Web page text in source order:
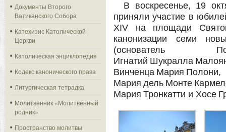
Документы Второго
Ватиканского Собора
Катехизис Католической
Церкви
Католическая энциклопедия
Кодекс канонического права
Литургическая тетрадка
Молитвенник «Молитвенный
родник»
Пространство молитвы
В воскресенье, 19
приняли участие в
XIV на площади
канонизации семи
(основатель
Игнатий
Винченца Мария Полони,
Мария дель Монтe
Мария Тронкатти и Хосе